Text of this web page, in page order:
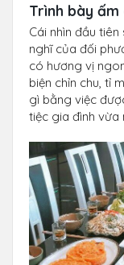
Trình bày
Cái nhìn đầu
nghĩ của đối
có hương vị
biện chỉn chu, tỉ
gì bằng việc
tiệc gia đình vừa